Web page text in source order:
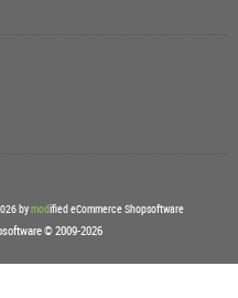
bymodified eCommerce Shopsoftware
© 2009-2026